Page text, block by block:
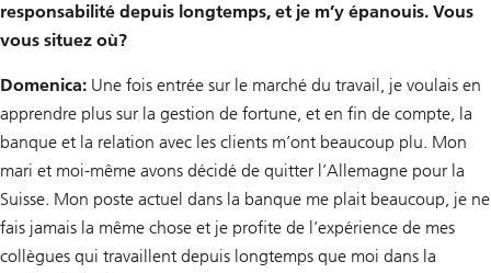
responsabilité depuis longtemps, et je m’y épanouis. Vous
vous situez où?
Domenica: Une fois entrée sur le marché du travail, je voulais en
apprendre plus sur la gestion de fortune, et en fin de compte, la
banque et la relation avec les clients m’ont beaucoup plu. Mon
mari et moi-même avons décidé de quitter l’Allemagne pour la
Suisse. Mon poste actuel dans la banque me plait beaucoup, je ne
fais jamais la même chose et je profite de l’expérience de mes
collègues qui travaillent depuis longtemps que moi dans la